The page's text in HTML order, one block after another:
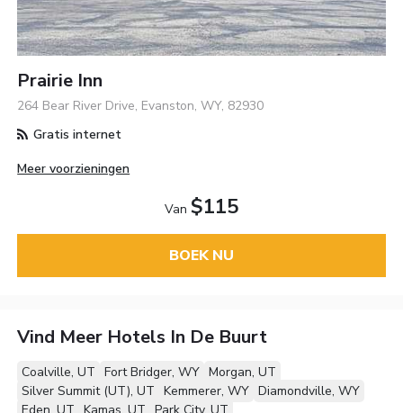
Prairie Inn
264 Bear River Drive, Evanston, WY, 82930
Gratis internet
Meer voorzieningen
Van $115
BOEK NU
Vind Meer Hotels In De Buurt
Coalville, UT Fort Bridger, WY Morgan, UT
Silver Summit (UT), UT Kemmerer, WY Diamondville, WY